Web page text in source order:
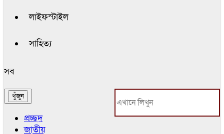
লাইফস্টাইল
সাহিত্য
সব
প্রচ্ছদ
জাতীয়